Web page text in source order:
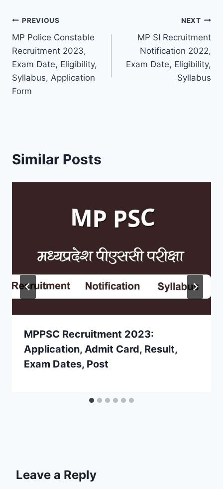
o
o
k
r
s
m
p
p
Post
navigation
PREVIOUS
MP Police Constable
Recruitment 2023,
Exam Date, Eligibility,
Syllabus, Application
Form
NEXT
MP SI Recruitment
Notification 2022,
Exam Date, Eligibility,
Syllabus
Similar Posts
MPPSC Recruitment 2023:
Application, Admit Card, Result,
Exam Dates, Post
Leave a Reply